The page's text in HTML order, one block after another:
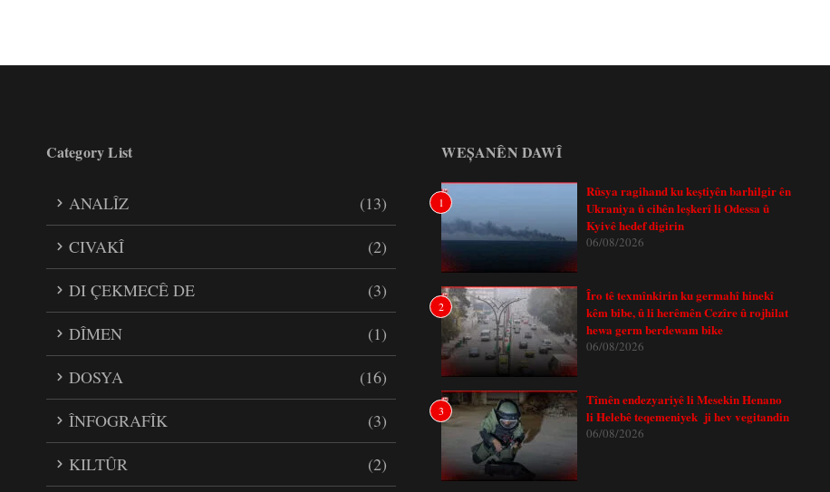
Category List
ANALÎZ
(13)
CIVAKÎ
(2)
DI ÇEKMECÊ DE
(3)
DÎMEN
(1)
DOSYA
(16)
ÎNFOGRAFÎK
(3)
KILTÛR
(2)
WEȘANÊN DAWÎ
1
Rûsya ragihand ku keştiyên barhilgir ên
Ukraniya û cihên leşkerî li Odessa û
Kyivê hedef digirin
06/08/2026
2
Îro tê texmînkirin ku germahî hinekî
kêm bibe, û li herêmên Cezîre û rojhilat
hewa germ berdewam bike
06/08/2026
3
Tîmên endezyariyê li Mesekin Henano
li Helebê teqemeniyek ji hev vegitandin
06/08/2026